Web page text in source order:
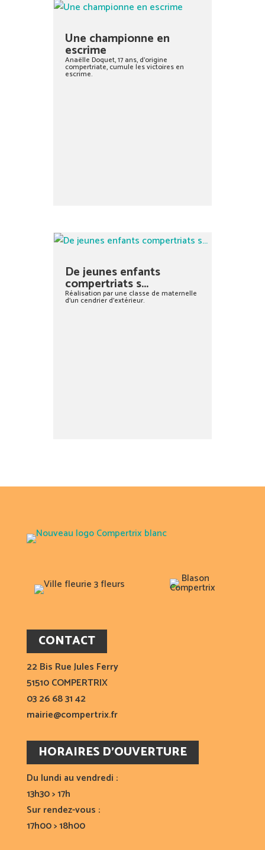
Une championne en
escrime
Anaëlle Doquet, 17 ans, d’origine
compertriate, cumule les victoires en
escrime.
De jeunes enfants
compertriats s...
Réalisation par une classe de maternelle
d’un cendrier d’extérieur.
CONTACT
22 Bis Rue Jules Ferry
51510 COMPERTRIX
03 26 68 31 42
mairie@compertrix.fr
HORAIRES D’OUVERTURE
Du lundi au vendredi :
13h30 > 17h
Sur rendez-vous :
17h00 > 18h00